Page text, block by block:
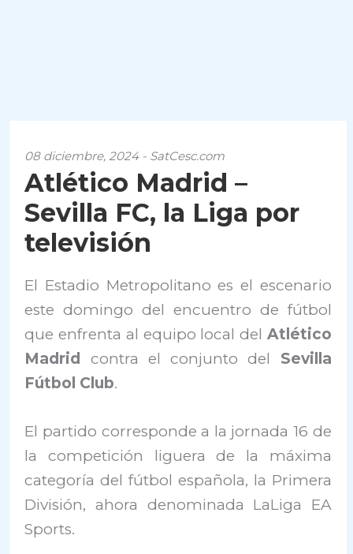
08 diciembre, 2024 - SatCesc.com
Atlético Madrid –
Sevilla FC, la Liga por
televisión
El Estadio Metropolitano es el escenario
este domingo del encuentro de fútbol
que enfrenta al equipo local del Atlético
Madrid contra el conjunto del Sevilla
Fútbol Club.
El partido corresponde a la jornada 16 de
la competición liguera de la máxima
categoría del fútbol española, la Primera
División, ahora denominada LaLiga EA
Sports.